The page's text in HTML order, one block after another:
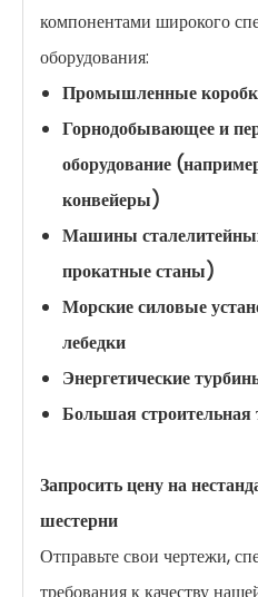
компонентами широкого
оборудования:
Промышленные
Горнодобывающее и
оборудование
конвейеры)
Машины
прокатные станы)
Морские силовые
лебедки
Энергетические
Большая строительная
Запросить цену на
шестерни
Отправьте свои чертежи,